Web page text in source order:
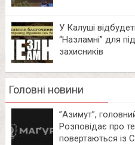
У Калуші
“Назламні” для
захисників
Головні новини
⁨”Азимут”,
Розповідає про
повертаються із